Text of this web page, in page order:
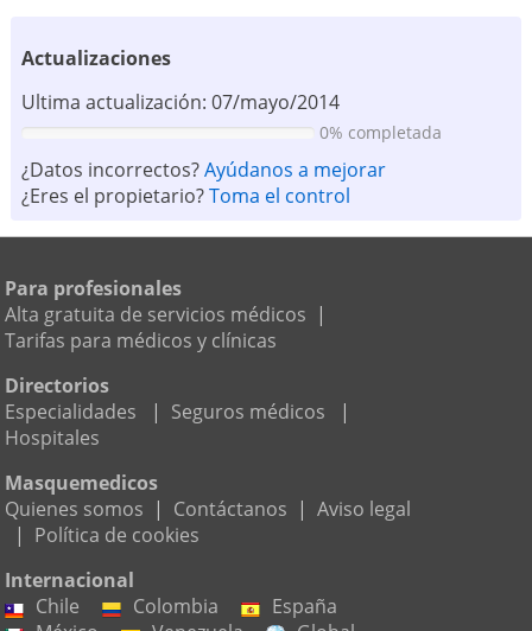
Actualizaciones
Ultima actualización: 07/mayo/2014
0% completada
¿Datos incorrectos?Ayúdanos a mejorar
¿Eres el propietario?Toma el control
Para profesionales
Alta gratuita de servicios médicos |
Tarifas para médicos y clínicas
Directorios
Especialidades
| Seguros médicos
|
Hospitales
Masquemedicos
Quienes somos | Contáctanos | Aviso legal
| Política de cookies
Internacional
Chile
Colombia
España